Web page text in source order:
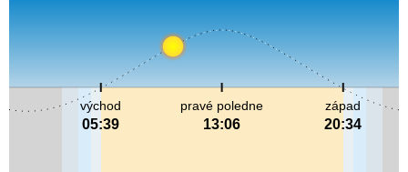
pravé poledne
13:06
východ
05:39
západ
20:34